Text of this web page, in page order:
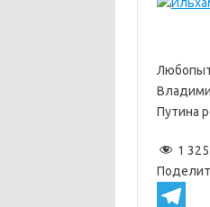
Путина
1 325